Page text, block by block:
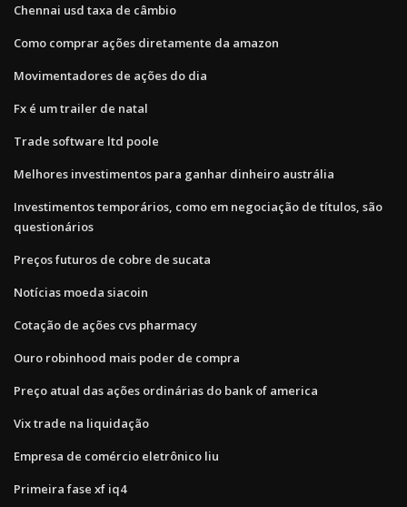
Chennai usd taxa de câmbio
Como comprar ações diretamente da amazon
Movimentadores de ações do dia
Fx é um trailer de natal
Trade software ltd poole
Melhores investimentos para ganhar dinheiro austrália
Investimentos temporários, como em negociação de títulos, são
questionários
Preços futuros de cobre de sucata
Notícias moeda siacoin
Cotação de ações cvs pharmacy
Ouro robinhood mais poder de compra
Preço atual das ações ordinárias do bank of america
Vix trade na liquidação
Empresa de comércio eletrônico liu
Primeira fase xf iq4